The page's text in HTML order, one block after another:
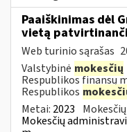
Paaiškinimas dėl
vietą
Web turinio sąrašas
Valstybinė mokesčių
Respublikos finansų
Respublikos
Metai: 2023
Mokesčių